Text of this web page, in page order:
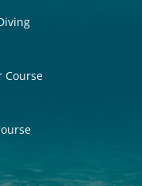
Course